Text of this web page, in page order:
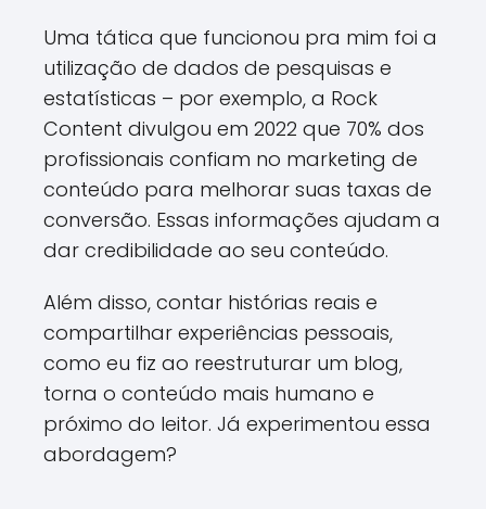
Uma tática que funcionou pra mim foi a
utilização de dados de pesquisas e
estatísticas – por exemplo, a Rock
Content divulgou em 2022 que 70% dos
profissionais confiam no marketing de
conteúdo para melhorar suas taxas de
conversão. Essas informações ajudam a
dar credibilidade ao seu conteúdo.
Além disso, contar histórias reais e
compartilhar experiências pessoais,
como eu fiz ao reestruturar um blog,
torna o conteúdo mais humano e
próximo do leitor. Já experimentou essa
abordagem?